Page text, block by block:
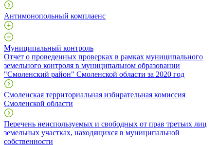
Антимонопольный комплаенс
Муниципальный контроль
Отчет о проведенных проверках в рамках муниципального
земельного контроля в муниципальном образовании
"Смоленский район" Смоленской области за 2020 год
Смоленская территориальная избирательная комиссия
Смоленской области
Перечень неиспользуемых и свободных от прав третьих лиц
земельных участках, находящихся в муниципальной
собственности